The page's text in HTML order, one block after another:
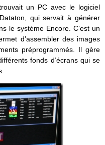
un PC avec le logiciel
qui servait à générer
le système Encore. C’est un
d’assembler des images
préprogrammés. Il gère
fonds d’écrans qui se